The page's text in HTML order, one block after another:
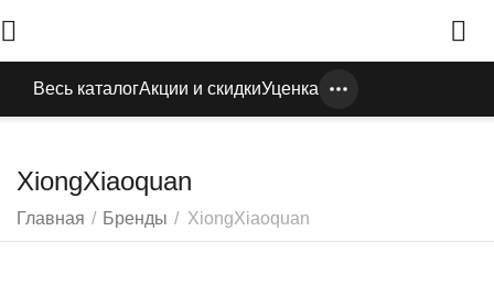
Весь каталогАкции и скидкиУценка
XiongXiaoquan
Главная / Бренды / XiongXiaoquan